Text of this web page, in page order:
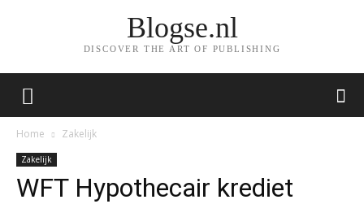
Blogse.nl
DISCOVER THE ART OF PUBLISHING
Home Zakelijk
Zakelijk
WFT Hypothecair krediet